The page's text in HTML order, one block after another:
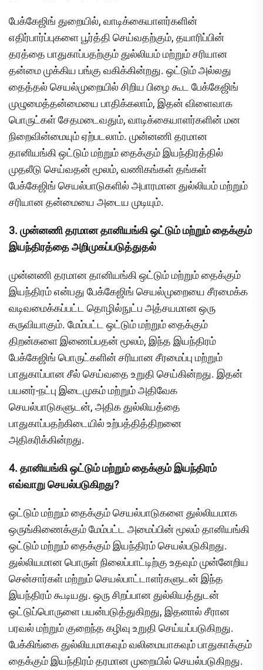
பேக்கேஜிங் துறையில், வாடிக்கையாளர்களின்
எதிர்பார்ப்புகளை பூர்த்தி செய்வதற்கும், தயாரிப்பின்
தரத்தை பாதுகாப்பதற்கும் துல்லியம் மற்றும் சரியான
தன்மை முக்கிய பங்கு வகிக்கின்றது. ஒட்டும் அல்லது
தைத்தல் செயல்முறையில் சிறிய பிழை கூட பேக்கேஜிங்
முழுமைத்தன்மையை பாதிக்கலாம், இதன் விளைவாக
பொருட்கள் சேதமடைவதும், வாடிக்கையாளர்களின் மன
நிறைவின்மையும் ஏற்படலாம். முன்னணி தரமான
தானியங்கி ஒட்டும் மற்றும் தைக்கும் இயந்திரத்தில்
முதலீடு செய்வதன் மூலம், வணிகங்கள் தங்கள்
பேக்கேஜிங் செயல்பாடுகளில் அபாரமான துல்லியம் மற்றும்
சரியான தன்மையை அடைய முடியும்.
3. முன்னணி தரமான தானியங்கி ஒட்டும் மற்றும் தைக்கும்
இயந்திரத்தை அறிமுகப்படுத்துதல்
முன்னணி தரமான தானியங்கி ஒட்டும் மற்றும் தைக்கும்
இயந்திரம் என்பது பேக்கேஜிங் செயல்முறையை சீரமைக்க
வடிவமைக்கப்பட்ட தொழில்நுட்ப அத்சயமான ஒரு
கருவியாகும். மேம்பட்ட ஒட்டும் மற்றும் தைக்கும்
திறன்களை இணைப்பதன் மூலம், இந்த இயந்திரம்
பேக்கேஜிங் பொருட்களின் சரியான சீரமைப்பு மற்றும்
பாதுகாப்பான சீல் செய்வதை உறுதி செய்கின்றது. இதன்
பயனர்-நட்பு இடைமுகம் மற்றும் அதிவேக
செயல்பாடுகளுடன், அதிக துல்லியத்தை
பாதுகாப்பதற்கிடையில் உற்பத்தித்திறனை
அதிகரிக்கின்றது.
4. தானியங்கி ஒட்டும் மற்றும் தைக்கும் இயந்திரம்
எவ்வாறு செயல்படுகிறது?
ஒட்டும் மற்றும் தைக்கும் செயல்பாடுகளை துல்லியமாக
ஒருங்கிணைக்கும் மேம்பட்ட அமைப்பின் மூலம் தானியங்கி
ஒட்டும் மற்றும் தைக்கும் இயந்திரம் செயல்படுகிறது.
துல்லியமான பொருள் நிலைப்பாட்டிற்கு உதவும் முன்னேறிய
சென்சார்கள் மற்றும் செயல்பாட்டாளர்களுடன் இந்த
இயந்திரம் கூடியது. ஒரு சிறப்பான துல்லியத்துடன்
ஒட்டுப்பொருளை பயன்படுத்துகிறது, இதனால் சீரான
பரவல் மற்றும் குறைந்த கழிவு உறுதி செய்யப்படுகிறது.
பேக்கிங்கை துல்லியமாகவும் வலிமையாகவும் பாதுகாக்கும்
தைக்கும் இயந்திரம் தரமான முறையில் செயல்படுகிறது.